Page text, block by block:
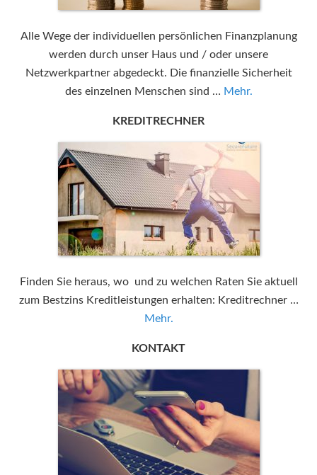
Alle Wege der individuellen persönlichen Finanzplanung
werden durch unser Haus und / oder unsere
Netzwerkpartner abgedeckt. Die finanzielle Sicherheit
des einzelnen Menschen sind … Mehr.
KREDITRECHNER
Finden Sie heraus, wo und zu welchen Raten Sie aktuell
zum Bestzins Kreditleistungen erhalten: Kreditrechner …
Mehr.
KONTAKT